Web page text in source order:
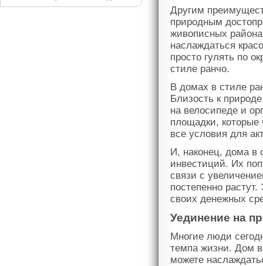
Другим
природным
живописных
наслаждаться
просто гулять по
стиле ранчо.
В домах в стиле
Близость к
на велосипеде и
площадки, которые
все условия для
И, наконец, дома в
инвестиций. Их
связи с
постепенно
своих денежных
Уединение на
Многие люди
темпа жизни. Дом в
можете